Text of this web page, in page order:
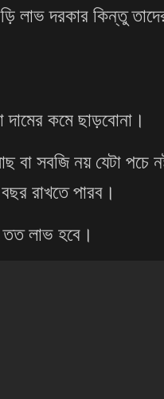
লাভ দরকার কিন্তু
দামের কমে ছাড়বোনা।
বা সবজি নয় যেটা পচে
রাখতে পারব।
তত লাভ হবে।